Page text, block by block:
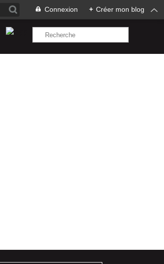
Connexion + Créer mon blog